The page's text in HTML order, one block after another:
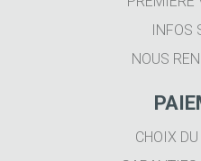
INFOS
NOUS
CHOIX